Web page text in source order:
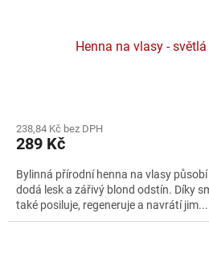
Henna na vlasy -
238,84 Kč bez DPH
289 Kč
Bylinná přírodní henna na vlasy
dodá lesk a zářivý blond odstín. Díky
také posiluje, regeneruje a navrátí jim...